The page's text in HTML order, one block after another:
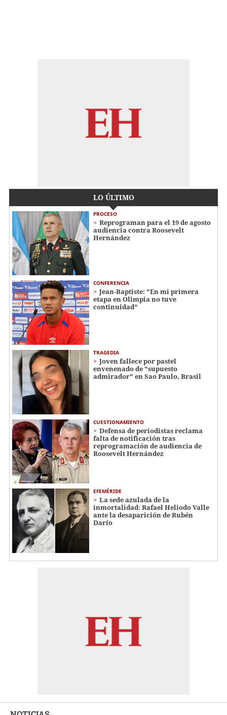
LO ÚLTIMO
PROCESO
Reprograman para el 19 de agosto
audiencia contra Roosevelt
Hernández
CONFERENCIA
Jean-Baptiste: "En mi primera
etapa en Olimpia no tuve
continuidad"
TRAGEDIA
Joven fallece por pastel
envenenado de "supuesto
admirador" en Sao Paulo, Brasil
CUESTIONAMIENTO
Defensa de periodistas reclama
falta de notificación tras
reprogramación de audiencia de
Roosevelt Hernández
EFEMÉRIDE
La sede azulada de la
inmortalidad: Rafael Heliodo Valle
ante la desaparición de Rubén
Darío